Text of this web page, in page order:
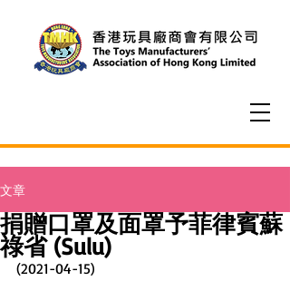
文章
捐贈口罩及面罩予菲律賓蘇
祿省 (Sulu)
(2021-04-15)